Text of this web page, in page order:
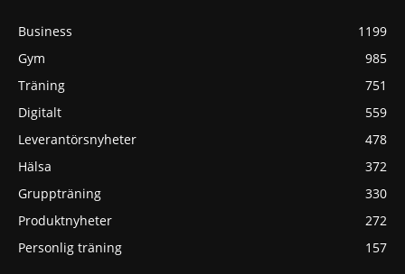
Business
1199
Gym
985
Träning
751
Digitalt
559
Leverantörsnyheter
478
Hälsa
372
Gruppträning
330
Produktnyheter
272
Personlig träning
157